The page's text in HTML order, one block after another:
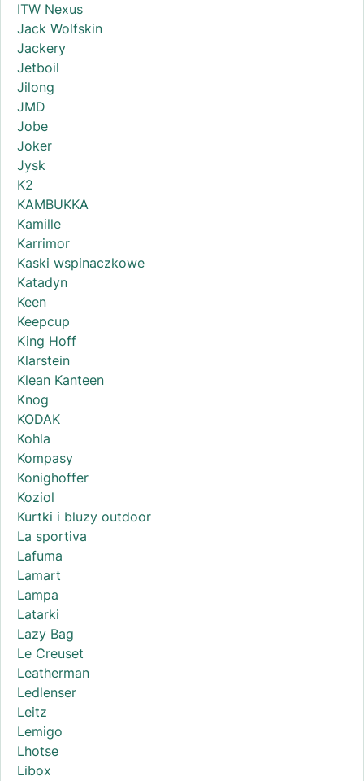
ITW Nexus
Jack Wolfskin
Jackery
Jetboil
Jilong
JMD
Jobe
Joker
Jysk
K2
KAMBUKKA
Kamille
Karrimor
Kaski wspinaczkowe
Katadyn
Keen
Keepcup
King Hoff
Klarstein
Klean Kanteen
Knog
KODAK
Kohla
Kompasy
Konighoffer
Koziol
Kurtki i bluzy outdoor
La sportiva
Lafuma
Lamart
Lampa
Latarki
Lazy Bag
Le Creuset
Leatherman
Ledlenser
Leitz
Lemigo
Lhotse
Libox